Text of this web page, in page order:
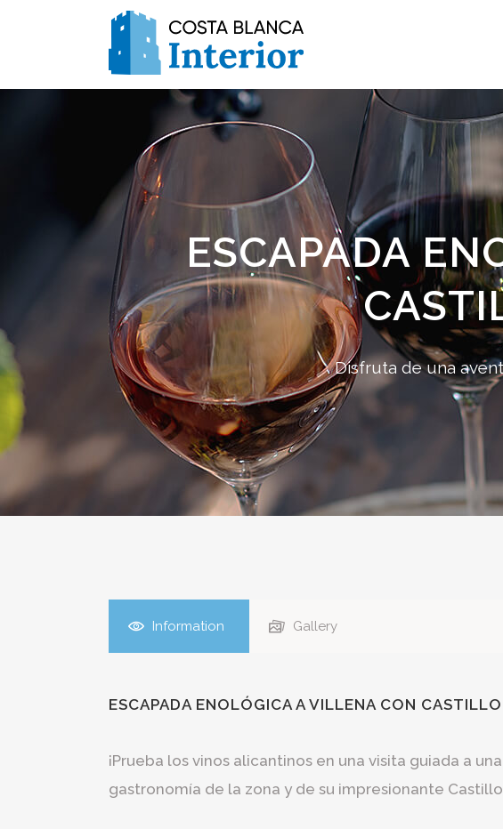
ESCAPADA
Disfruta de una
Information Gallery
ESCAPADA ENOLÓGICA A VILLENA CON
¡Prueba los vinos alicantinos en una visita guiada a
gastronomía de la zona y de su impresionante